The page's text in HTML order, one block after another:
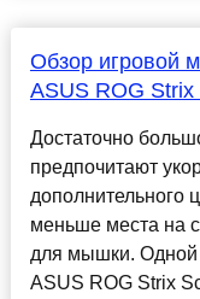
Обзор игровой
ASUS ROG
Достаточно
предпочитают
дополнительного
меньше места на
для мышки. Одной
ASUS ROG Strix